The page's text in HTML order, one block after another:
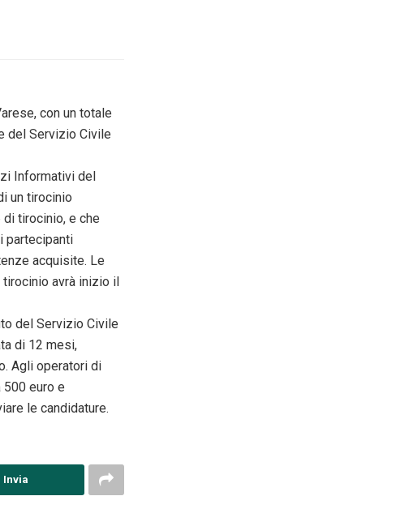
con un totale
del Servizio Civile
Informativi del
un tirocinio
tirocinio, e che
partecipanti
acquisite. Le
avrà inizio il
del Servizio Civile
di 12 mesi,
Agli operatori di
euro e
le candidature.
Invia